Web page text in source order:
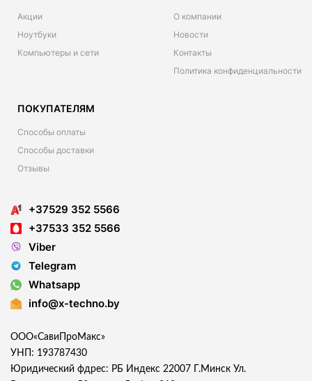
Акции
Ноутбуки
Компьютеры и сети
О компании
Новости
Контакты
Политика конфиденциальности
ПОКУПАТЕЛЯМ
Способы оплаты
Способы доставки
Отзывы
+37529 352 5566
+37533 352 5566
Viber
Telegram
Whatsapp
info@x-techno.by
ООО«СавиПроМакс»
УНП: 193787430
Юридический фдрес: РБ Индекс 22007 Г.Минск Ул.